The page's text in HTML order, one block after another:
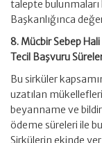
talepte bulunmaları
Başkanlığınca
8. Mücbir Sebep
Tecil Başvuru
Bu sirküler
uzatılan
beyanname ve
ödeme süreleri ile
Sirkülerin ekinde